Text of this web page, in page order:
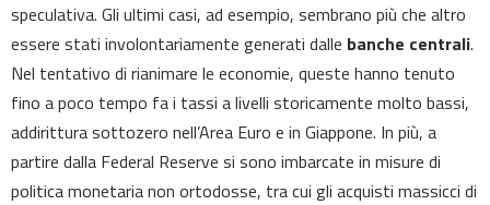
speculativa. Gli ultimi casi, ad esempio, sembrano più che altro
essere stati involontariamente generati dalle banche centrali.
Nel tentativo di rianimare le economie, queste hanno tenuto
fino a poco tempo fa i tassi a livelli storicamente molto bassi,
addirittura sottozero nell’Area Euro e in Giappone. In più, a
partire dalla Federal Reserve si sono imbarcate in misure di
politica monetaria non ortodosse, tra cui gli acquisti massicci di